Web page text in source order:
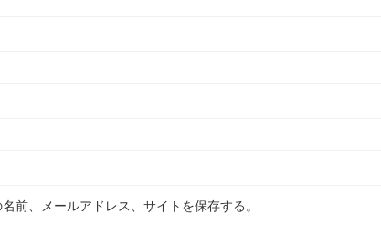
前、メールアドレス、サイトを保存する。